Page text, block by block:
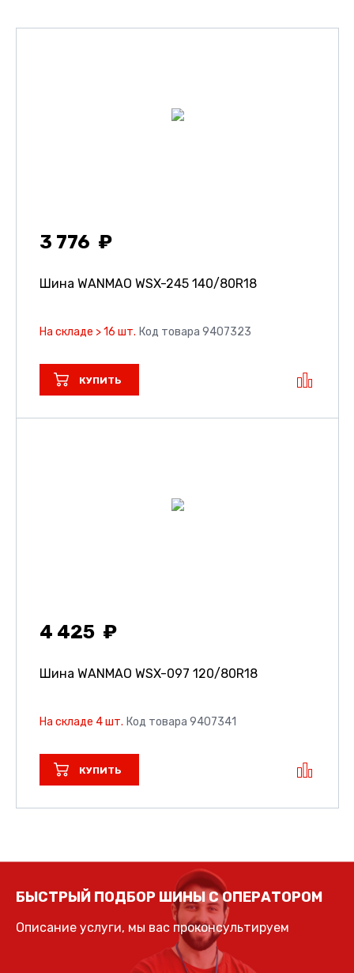
3 776
Шина WANMAO WSX-245 140/80R18
На складе > 16 шт. Код товара 9407323
КУПИТЬ
4 425
Шина WANMAO WSX-097 120/80R18
На складе 4 шт. Код товара 9407341
КУПИТЬ
БЫСТРЫЙ ПОДБОР ШИНЫ С ОПЕРАТОРОМ
Описание услуги, мы вас проконсультируем